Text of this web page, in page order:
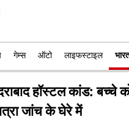
गेम्स ऑटो लाइफस्टाइल
हॉस्टल कांड:
जांच के घेरे में